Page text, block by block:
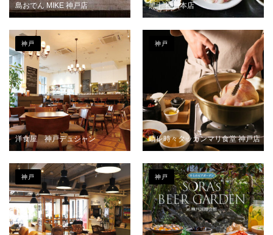
島おでん MIKE 神戸店 黒十 神戸本店
洋食屋 神戸デュシャン
神戸
晴レ時々タッカンマリ食堂 神戸店
神戸
神戸 神戸